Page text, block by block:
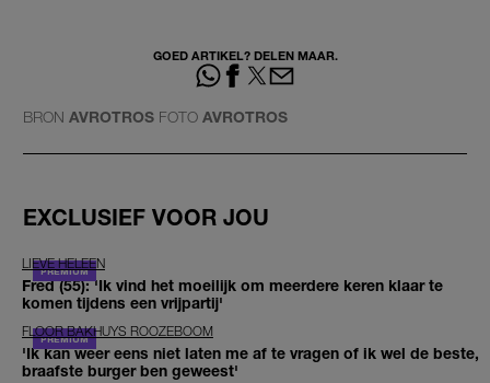
GOED ARTIKEL? DELEN MAAR.
BRON AVROTROS FOTO AVROTROS
EXCLUSIEF VOOR JOU
LIEVE HELEEN
Fred (55): 'Ik vind het moeilijk om meerdere keren klaar te
komen tijdens een vrijpartij'
FLOOR BAKHUYS ROOZEBOOM
'Ik kan weer eens niet laten me af te vragen of ik wel de beste,
braafste burger ben geweest'